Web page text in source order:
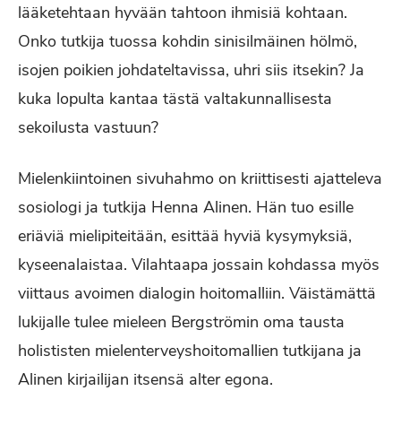
lääketehtaan hyvään tahtoon ihmisiä kohtaan.
Onko tutkija tuossa kohdin sinisilmäinen hölmö,
isojen poikien johdateltavissa, uhri siis itsekin? Ja
kuka lopulta kantaa tästä valtakunnallisesta
sekoilusta vastuun?
Mielenkiintoinen sivuhahmo on kriittisesti ajatteleva
sosiologi ja tutkija Henna Alinen. Hän tuo esille
eriäviä mielipiteitään, esittää hyviä kysymyksiä,
kyseenalaistaa. Vilahtaapa jossain kohdassa myös
viittaus avoimen dialogin hoitomalliin. Väistämättä
lukijalle tulee mieleen Bergströmin oma tausta
holististen mielenterveyshoitomallien tutkijana ja
Alinen kirjailijan itsensä alter egona.